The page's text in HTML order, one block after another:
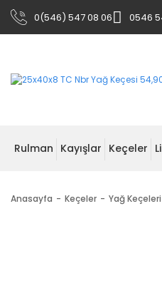
0(546) 547 08 06 0546
Rulman Kayışlar Keçeler
Anasayfa Keçeler Yağ Keçeleri